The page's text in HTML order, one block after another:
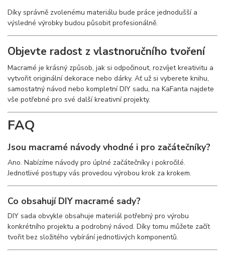
Díky správně zvolenému materiálu bude práce jednodušší a
výsledné výrobky budou působit profesionálně.
Objevte radost z vlastnoručního tvoření
Macramé je krásný způsob, jak si odpočinout, rozvíjet kreativitu a
vytvořit originální dekorace nebo dárky. Ať už si vyberete knihu,
samostatný návod nebo kompletní DIY sadu, na KaFanta najdete
vše potřebné pro své další kreativní projekty.
FAQ
Jsou macramé návody vhodné i pro začátečníky?
Ano. Nabízíme návody pro úplné začátečníky i pokročilé.
Jednotlivé postupy vás provedou výrobou krok za krokem.
Co obsahují DIY macramé sady?
DIY sada obvykle obsahuje materiál potřebný pro výrobu
konkrétního projektu a podrobný návod. Díky tomu můžete začít
tvořit bez složitého vybírání jednotlivých komponentů.